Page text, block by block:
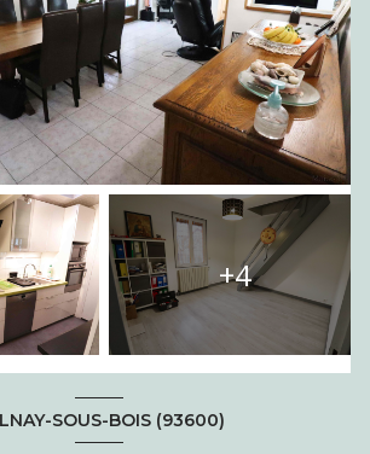
+4
SOUS-BOIS (93600)